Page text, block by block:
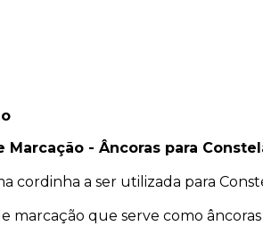
Marcação - Âncoras para
cordinha a ser utilizada para
marcação que serve como